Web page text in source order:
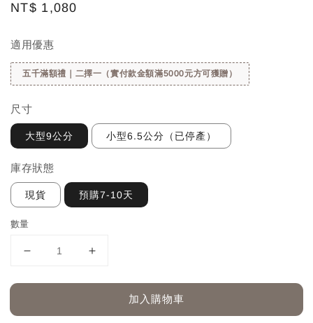
Regular
NT$ 1,080
適用優惠
五千滿額禮｜二擇一（實付款金額滿5000元方可獲贈）
尺寸
大型9公分 小型6.5公分（已停產）
庫存狀態
現貨 預購7-10天
數量
加入購物車